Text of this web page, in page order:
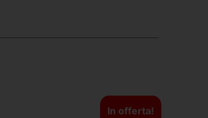
In offerta!